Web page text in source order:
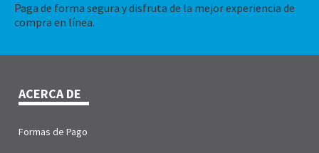
Paga de forma segura y disfruta de la mejor experiencia de
compra en línea.
ACERCA DE
Formas de Pago